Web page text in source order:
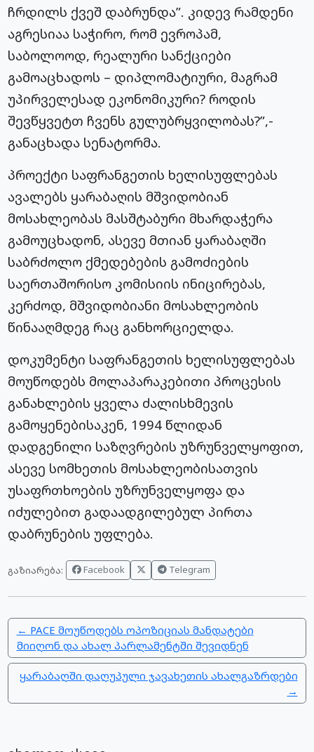
ჩრდილს ქვეშ დაბრუნდა”. კიდევ რამდენი
აგრესიაა საჭირო, რომ ევროპამ,
საბოლოოდ, რეალური სანქციები
გამოაცხადოს – დიპლომატიური, მაგრამ
უპირველესად ეკონომიკური? როდის
შევწყვეტთ ჩვენს გულუბრყვილობას?”,-
განაცხადა სენატორმა.
პროექტი საფრანგეთის ხელისუფლებას
ავალებს ყარაბაღის მშვიდობიან
მოსახლეობას მასშტაბური მხარდაჭერა
გამოუცხადონ, ასევე მთიან ყარაბაღში
საბრძოლო ქმედებების გამოძიების
საერთაშორისო კომისიის ინიცირებას,
კერძოდ, მშვიდობიანი მოსახლეობის
წინააღმდეგ რაც განხორციელდა.
დოკუმენტი საფრანგეთის ხელისუფლებას
მოუწოდებს მოლაპარაკებითი პროცესის
განახლების ყველა ძალისხმევის
გამოყენებისაკენ, 1994 წლიდან
დადგენილი საზღვრების უზრუნველყოფით,
ასევე სომხეთის მოსახლეობისათვის
უსაფრთხოების უზრუნველყოფა და
იძულებით გადაადგილებულ პირთა
დაბრუნების უფლება.
გაზიარება: Facebook Telegram
← PACE მოუწოდებს ოპოზიციას მანდატები
მიიღონ და ახალ პარლამენტში შევიდნენ
ყარაბაღში დაღუპული ჯავახეთის ახალგაზრდები
→